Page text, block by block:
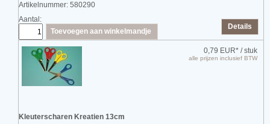
Artikelnummer: 580290
Details
Aantal:
Toevoegen aan winkelmandje
Kleuterscharen Kreatien 13cm
0,79 EUR* / stuk
alle prijzen inclusief BTW